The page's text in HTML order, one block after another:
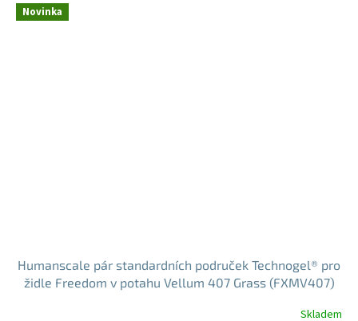
Novinka
Humanscale pár standardních područek Technogel® pro
židle Freedom v potahu Vellum 407 Grass (FXMV407)
Skladem